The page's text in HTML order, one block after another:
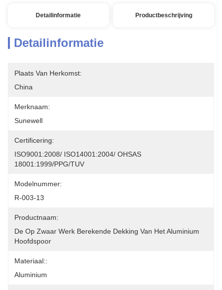
Detailinformatie Productbeschrijving
Detailinformatie
Plaats Van Herkomst:
China
Merknaam:
Sunewell
Certificering:
ISO9001:2008/ ISO14001:2004/ OHSAS
18001:1999/PPG/TUV
Modelnummer:
R-003-13
Productnaam:
De Op Zwaar Werk Berekende Dekking Van Het Aluminium
Hoofdspoor
Materiaal::
Aluminium